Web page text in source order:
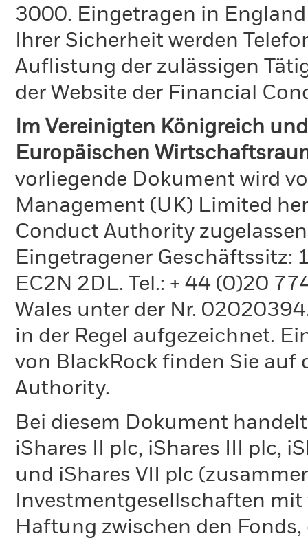
3000. Eingetragen in
Ihrer Sicherheit werden
Auflistung der zulässigen
der Website der Financial
Im Vereinigten Königreich
Europäischen
vorliegende Dokument wird
Management (UK) Limited
Conduct Authority
Eingetragener Geschäftssitz:
EC2N 2DL. Tel.: + 44 (0)20
Wales unter der Nr.
in der Regel aufgezeichnet.
von BlackRock finden Sie auf
Authority.
Bei diesem Dokument
iShares II plc, iShares III plc,
und iShares VII plc
Investmentgesellschaften
Haftung zwischen den